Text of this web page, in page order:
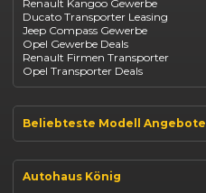
Suzuki
BYD
Kia
Mazda
Citroën
Abarth
Fiat Professional
Renault Kangoo Gewerbe
Ducato Transporter Leasing
Jeep Compass Gewerbe
Opel Gewerbe Deals
Renault Firmen Transporter
Opel Transporter Deals
Beliebteste Modell Angebote
Renault Arkana Leasing
Renault Captur Leasing
Autohaus König